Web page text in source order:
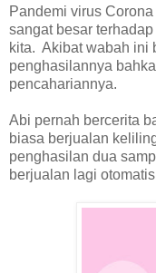
Pandemi virus
sangat besar
kita. Akibat wabah ini
penghasilannya
pencahariannya.
Abi pernah bercerita
biasa berjualan
penghasilan dua
berjualan lagi